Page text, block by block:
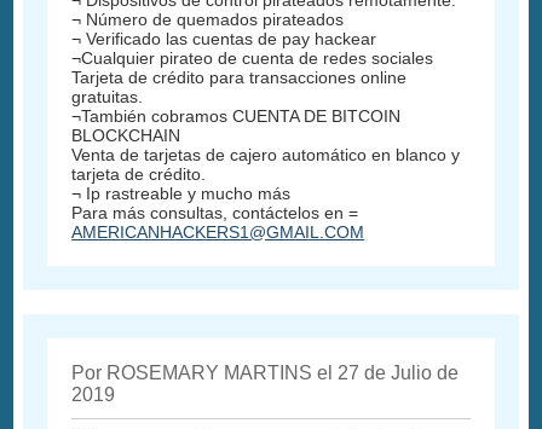
¬ Número de quemados pirateados
¬ Verificado las cuentas de pay hackear
¬Cualquier pirateo de cuenta de redes sociales
Tarjeta de crédito para transacciones online
gratuitas.
¬También cobramos CUENTA DE BITCOIN
BLOCKCHAIN
Venta de tarjetas de cajero automático en blanco y
tarjeta de crédito.
¬ Ip rastreable y mucho más
Para más consultas, contáctelos en =
AMERICANHACKERS1@GMAIL.COM
Por ROSEMARY MARTINS el 27 de Julio de
2019